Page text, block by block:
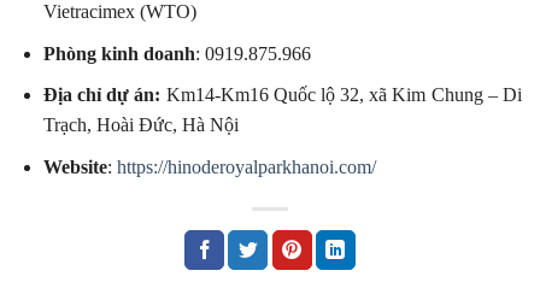
Vietracimex (WTO)
Phòng kinh doanh: 0919.875.966
Địa chỉ dự án: Km14-Km16 Quốc lộ 32, xã Kim Chung – Di
Trạch, Hoài Đức, Hà Nội
Website: https://hinoderoyalparkhanoi.com/